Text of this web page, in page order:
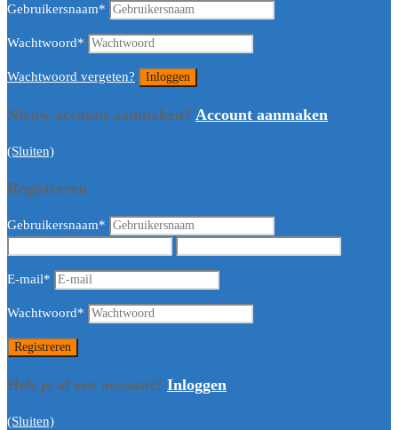
Gebruikersnaam*
Wachtwoord*
Wachtwoord vergeten?
Nieuw account aanmaken? Account aanmaken
(Sluiten)
Registreren
Gebruikersnaam*
E-mail*
Wachtwoord*
Heb je al een account? Inloggen
(Sluiten)